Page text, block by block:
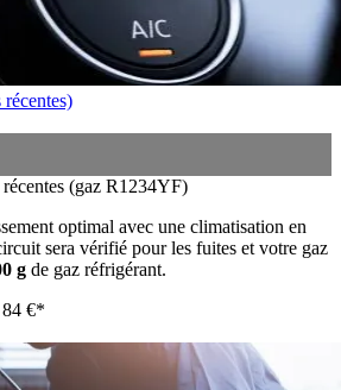
(gaz R1234YF)
optimal avec une climatisation en
sera vérifié pour les fuites et votre gaz
g de gaz réfrigérant.
84 €*